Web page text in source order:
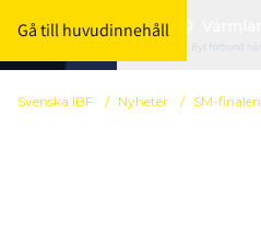
Gå till huvudinnehåll
Byt förbund här
Svenska IBF / Nyheter / SM-finalen